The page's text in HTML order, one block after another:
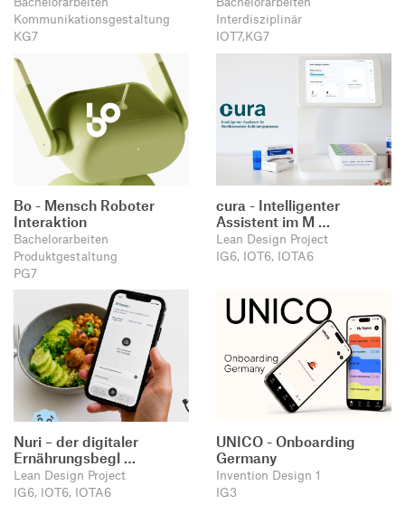
Transfer und Kooperation
Produktgestaltung B.A.
Strategische Gestaltung M.A.
Kommunikationsgestaltung
KG7
Interdisziplinär
IOT7,KG7
Bo - Mensch Roboter
Interaktion
Bachelorarbeiten
Produktgestaltung
PG7
cura - Intelligenter
Assistent im M …
Lean Design Project
IG6, IOT6, IOTA6
Nuri – der digitaler
Ernährungsbegl …
Lean Design Project
IG6, IOT6, IOTA6
UNICO - Onboarding
Germany
Invention Design 1
IG3